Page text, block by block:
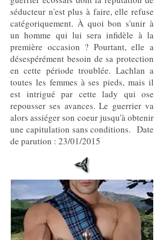
séducteur n'est plus à faire, elle refuse
catégoriquement. À quoi bon s'unir à
un homme qui lui sera infidèle à la
première occasion ? Pourtant, elle a
désespérément besoin de sa protection
en cette période troublée. Lachlan a
toutes les femmes à ses pieds, mais il
est intrigué par cette lady qui ose
repousser ses avances. Le guerrier va
alors assiéger son coeur jusqu'à obtenir
une capitulation sans conditions. Date
de parution : 23/01/2015